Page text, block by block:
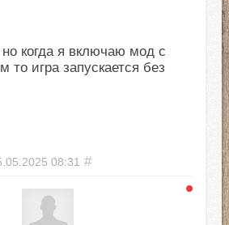
когда я включаю мод с
то игра запускается без
08:31 #